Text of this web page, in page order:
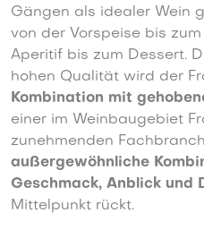
Gängen als idealer Wein
von der Vorspeise bis
Aperitif bis zum Dessert.
hohen Qualität wird der
Kombination mit
einer im Weinbaugebiet
zunehmenden
außergewöhnliche
Geschmack, Anblick und
Mittelpunkt rückt.